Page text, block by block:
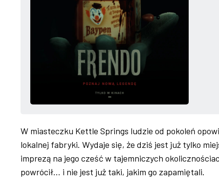
W miasteczku Kettle Springs ludzie od pokoleń
lokalnej fabryki. Wydaje się, że dziś jest już tylko
imprezą na jego cześć w tajemniczych
powrócił… i nie jest już taki, jakim go zapamiętali.